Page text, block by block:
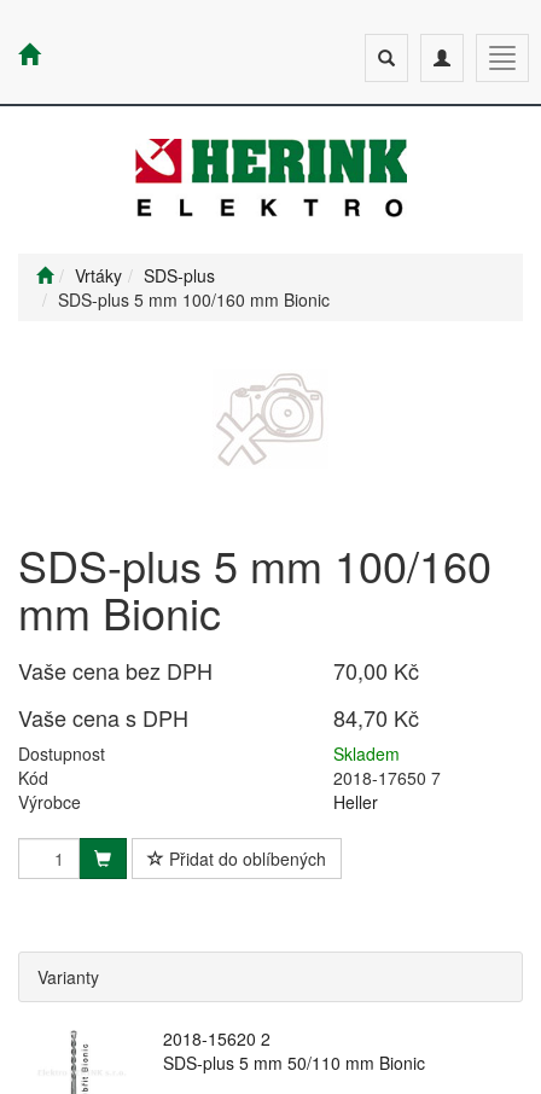
Toggle
navigation
Toggle
search
Vrtáky
SDS-plus
SDS-plus 5 mm 100/160 mm Bionic
SDS-plus 5 mm 100/160
mm Bionic
Vaše cena bez DPH
70,00 Kč
Vaše cena s DPH
84,70 Kč
Dostupnost
Skladem
Kód
2018-17650 7
Výrobce
Heller
Přidat do oblíbených
Varianty
2018-15620 2
SDS-plus 5 mm 50/110 mm Bionic